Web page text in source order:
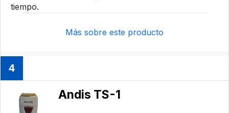
tiempo.
Más sobre este producto
4
Andis TS-1